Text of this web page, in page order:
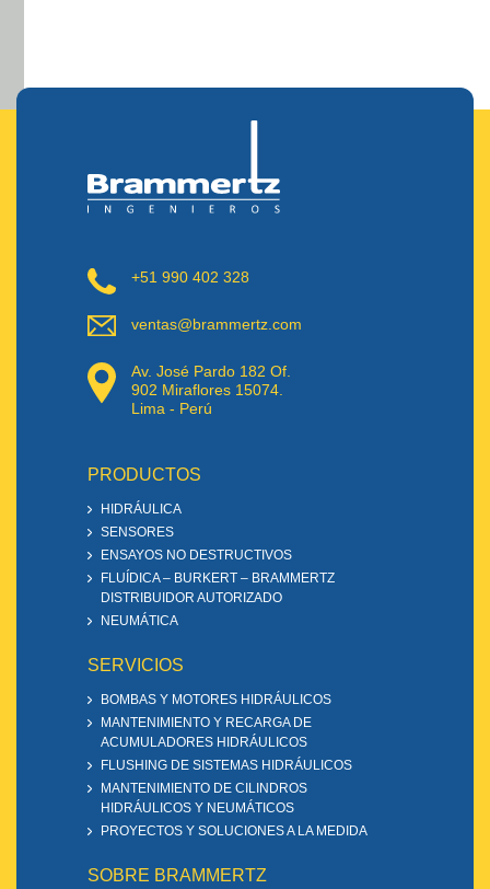
+51 990 402 328
ventas@brammertz.com
Av. José Pardo 182 Of.
902 Miraflores 15074.
Lima - Perú
PRODUCTOS
HIDRÁULICA
SENSORES
ENSAYOS NO DESTRUCTIVOS
FLUÍDICA – BURKERT – BRAMMERTZ
DISTRIBUIDOR AUTORIZADO
NEUMÁTICA
SERVICIOS
BOMBAS Y MOTORES HIDRÁULICOS
MANTENIMIENTO Y RECARGA DE
ACUMULADORES HIDRÁULICOS
FLUSHING DE SISTEMAS HIDRÁULICOS
MANTENIMIENTO DE CILINDROS
HIDRÁULICOS Y NEUMÁTICOS
PROYECTOS Y SOLUCIONES A LA MEDIDA
SOBRE BRAMMERTZ